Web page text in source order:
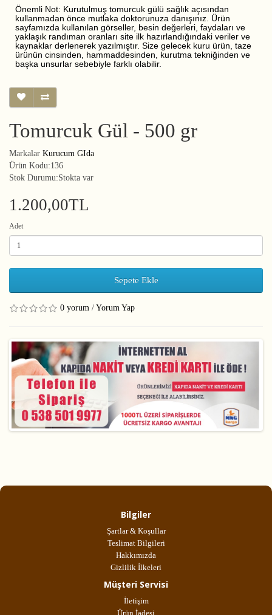
Önemli Not: Kurutulmuş tomurcuk gülü sağlık açısından
kullanmadan önce mutlaka doktorunuza danışınız. Ürün
sayfamızda kullanılan görseller, besin değerleri, faydaları ve
yaklaşık randıman oranları site ilk hazırlandığındaki veriler ve
kaynaklar derlenerek yazılmıştır. Size gelecek kuru ürün, taze
ürünün cinsinden, hammaddesinden, kurutma tekniğinden ve
başka unsurlar sebebiyle farklı olabilir.
Tomurcuk Gül - 500 gr
Markalar Kurucum GIda
Ürün Kodu:136
Stok Durumu:Stokta var
1.200,00TL
Adet
Sepete Ekle
0 yorum / Yorum Yap
Bilgiler
Şartlar & Koşullar
Teslimat Bilgileri
Hakkımızda
Gizlilik İlkeleri
Müşteri Servisi
İletişim
Ürün İadesi